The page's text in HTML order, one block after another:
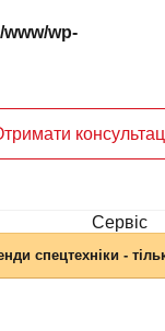
wp-
Сервіc
спецтехніки -